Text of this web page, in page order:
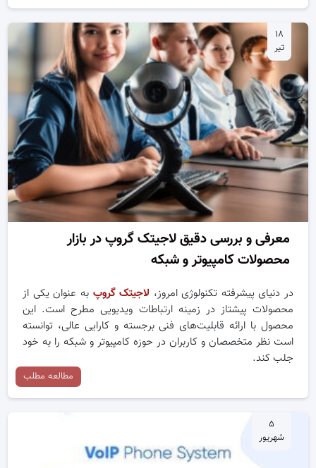
۱۸
تیر
معرفی و بررسی دقیق لاجیتک گروپ در بازار
محصولات کامپیوتر و شبکه
در دنیای پیشرفته تکنولوژی امروز، لاجیتک گروپ به عنوان یکی از
محصولات پیشتاز در زمینه ارتباطات ویدیویی مطرح است. این
محصول با ارائه قابلیت‌های فنی برجسته و کارایی عالی، توانسته
است نظر متخصصان و کاربران در حوزه کامپیوتر و شبکه را به خود
جلب کند.
مطالعه مطلب
۵
شهریور